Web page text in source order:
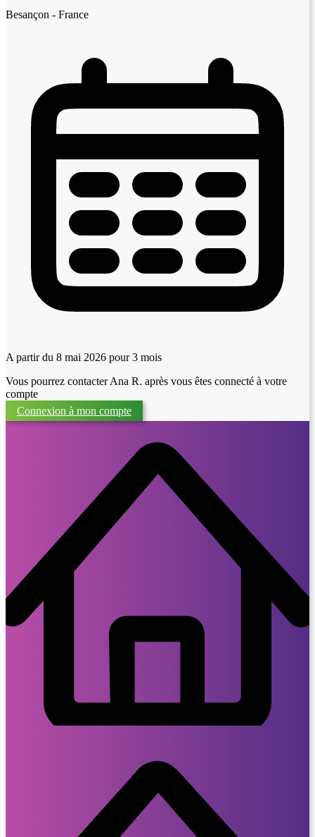
Besançon - France
A partir du 8 mai 2026 pour 3 mois
Vous pourrez contacter Ana R. après vous êtes connecté à votre
compte
Connexion à mon compte